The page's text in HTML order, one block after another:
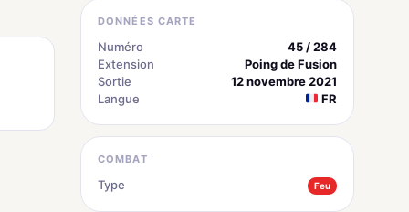
DONNÉES CARTE
Numéro
45 / 284
Extension
Poing de Fusion
Sortie
12 novembre 2021
Langue
FR
COMBAT
Type Feu